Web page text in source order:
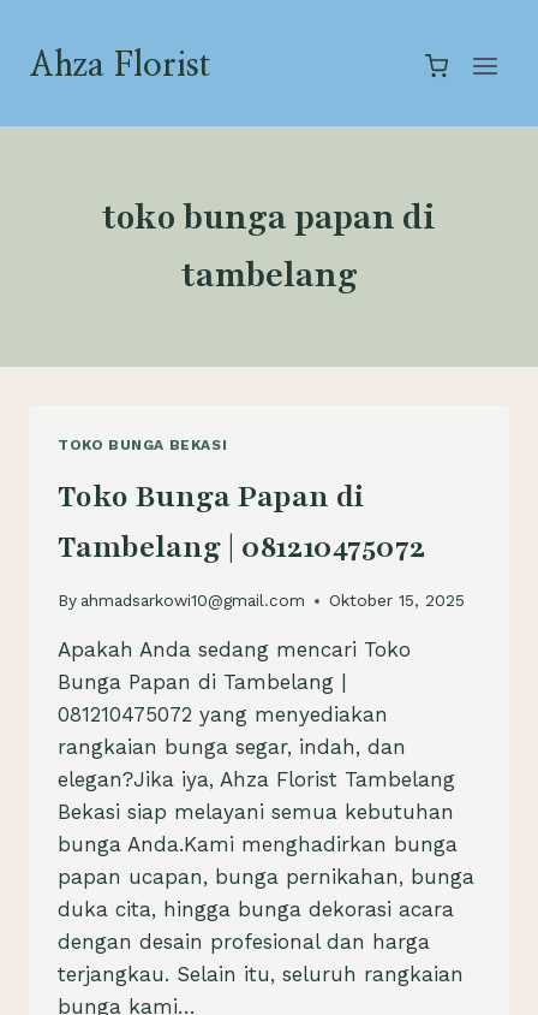
content
Ahza Florist
toko bunga papan di
tambelang
TOKO BUNGA BEKASI
Toko Bunga Papan di
Tambelang | 081210475072
By ahmadsarkowi10@gmail.com Oktober 15, 2025
Apakah Anda sedang mencari Toko
Bunga Papan di Tambelang |
081210475072 yang menyediakan
rangkaian bunga segar, indah, dan
elegan?Jika iya, Ahza Florist Tambelang
Bekasi siap melayani semua kebutuhan
bunga Anda.Kami menghadirkan bunga
papan ucapan, bunga pernikahan, bunga
duka cita, hingga bunga dekorasi acara
dengan desain profesional dan harga
terjangkau. Selain itu, seluruh rangkaian
bunga kami…